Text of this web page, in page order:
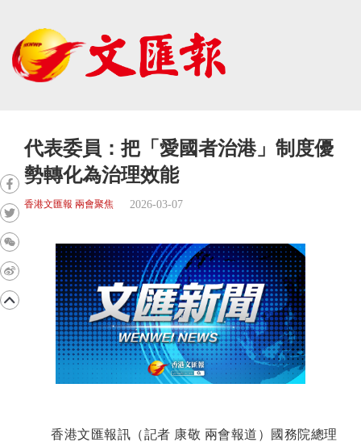
代表委員：把「愛國者治港」制度優
勢轉化為治理效能
香港文匯報 兩會聚焦 2026-03-07
香港文匯報訊（記者 康敬 兩會報道）國務院總理